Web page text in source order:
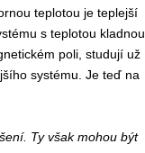
teplotou je teplejší
s teplotou
poli, studují už
systému. Je teď na
Ty však mohou být